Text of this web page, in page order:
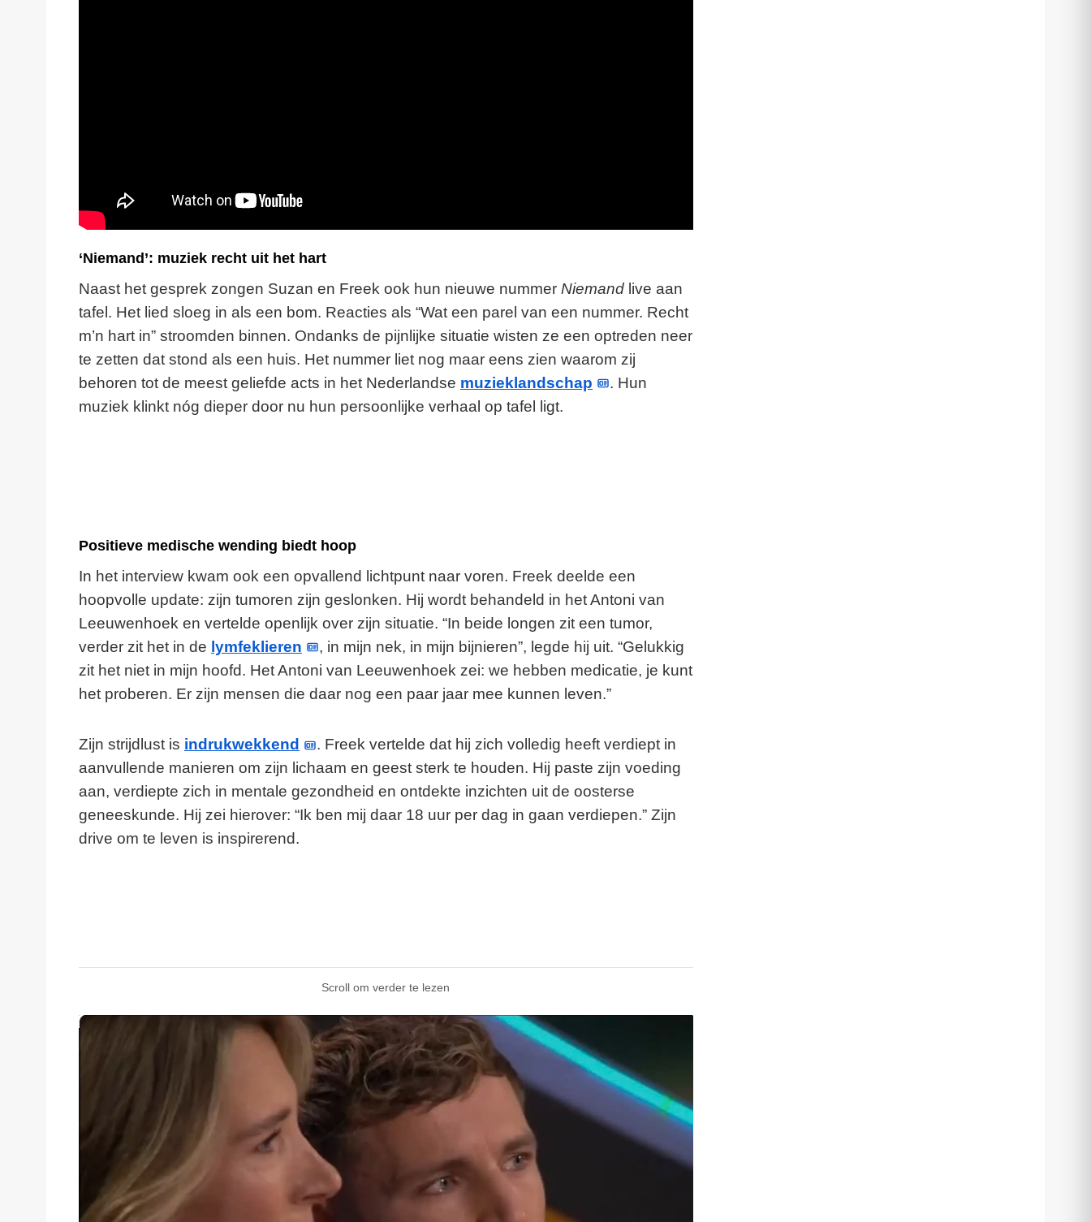
‘Niemand’: muziek recht uit het hart
Naast het gesprek zongen Suzan en Freek ook hun nieuwe nummer Niemand live aan
tafel. Het lied sloeg in als een bom. Reacties als “Wat een parel van een nummer. Recht
m’n hart in” stroomden binnen. Ondanks de pijnlijke situatie wisten ze een optreden neer
te zetten dat stond als een huis. Het nummer liet nog maar eens zien waarom zij
behoren tot de meest geliefde acts in het Nederlandse muzieklandschap
. Hun
muziek klinkt nóg dieper door nu hun persoonlijke verhaal op tafel ligt.
Positieve medische wending biedt hoop
In het interview kwam ook een opvallend lichtpunt naar voren. Freek deelde een
hoopvolle update: zijn tumoren zijn geslonken. Hij wordt behandeld in het Antoni van
Leeuwenhoek en vertelde openlijk over zijn situatie. “In beide longen zit een tumor,
verder zit het in de lymfeklieren
, in mijn nek, in mijn bijnieren”, legde hij uit. “Gelukkig
zit het niet in mijn hoofd. Het Antoni van Leeuwenhoek zei: we hebben medicatie, je kunt
het proberen. Er zijn mensen die daar nog een paar jaar mee kunnen leven.”
Zijn strijdlust is indrukwekkend
. Freek vertelde dat hij zich volledig heeft verdiept in
aanvullende manieren om zijn lichaam en geest sterk te houden. Hij paste zijn voeding
aan, verdiepte zich in mentale gezondheid en ontdekte inzichten uit de oosterse
geneeskunde. Hij zei hierover: “Ik ben mij daar 18 uur per dag in gaan verdiepen.” Zijn
drive om te leven is inspirerend.
Scroll om verder te lezen